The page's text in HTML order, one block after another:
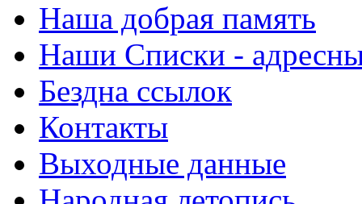
Наша добрая память
Наши Списки -
Бездна ссылок
Контакты
Выходные данные